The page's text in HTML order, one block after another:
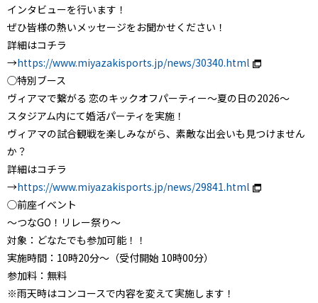
インタビューを行います！
ぜひ皆様の熱いメッセージをお聞かせください！
詳細はコチラ
→https://www.miyazakisports.jp/news/30340.html
◯特別ブース
ヴィアマで繋がる 恋のキックオフパーティー〜夏の日の2026〜
スタジアム内にて婚活パーティを実施！
ヴィアマの試合観戦を楽しみながら、素敵な出会いも見つけません
か？
詳細はコチラ
→https://www.miyazakisports.jp/news/29841.html
◯前座イベント
～つなGO！リレー祭り～
対象：どなたでも参加可能！！
実施時間：10時20分～（受付開始 10時00分）
参加料：無料
※雨天時はコンコースで内容を変えて実施します！